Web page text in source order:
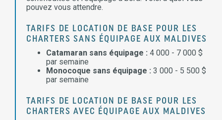
pouvez vous attendre.
TARIFS DE LOCATION DE BASE POUR LES
CHARTERS SANS ÉQUIPAGE AUX MALDIVES
Catamaran sans équipage : 4 000 - 7 000 $
par semaine
Monocoque sans équipage : 3 000 - 5 500 $
par semaine
TARIFS DE LOCATION DE BASE POUR LES
CHARTERS AVEC ÉQUIPAGE AUX MALDIVES